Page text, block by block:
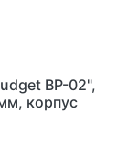
BP-02",
корпус